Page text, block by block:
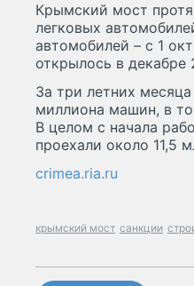
Крымский мост
легковых
автомобилей – с 1
открылось в декабре
За три летних
миллиона машин, в
В целом с начала
проехали около 11,5
crimea.ria.ru
крымский мост санкции